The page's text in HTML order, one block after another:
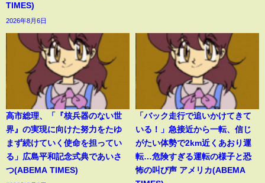
TIMES)
2026年8月6日
高市総理、「『核兵器のない世
界』の実現に向けた努力をたゆ
まず続けていく使命を担ってい
る」広島平和記念式典であいさ
つ(ABEMA TIMES)
「バック走行で追いかけてきて
いる！」急接近から一転、信じ
がたい体勢で2km近くあおり運
転…危険すぎる運転の様子と恐
怖の叫び声 アメリカ(ABEMA